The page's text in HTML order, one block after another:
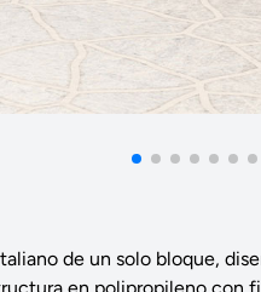
de un solo bloque,